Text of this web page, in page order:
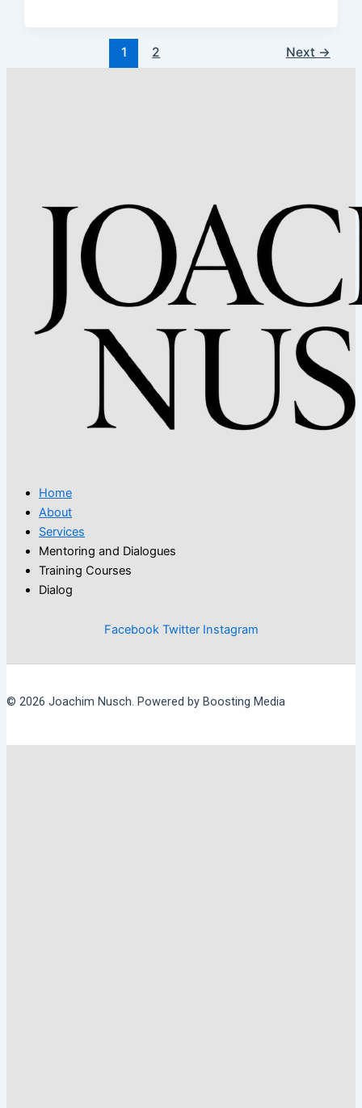
1 2 Next →
Home
About
Services
Mentoring and Dialogues
Training Courses
Dialog
Facebook Twitter Instagram
© 2026 Joachim Nusch. Powered by Boosting Media